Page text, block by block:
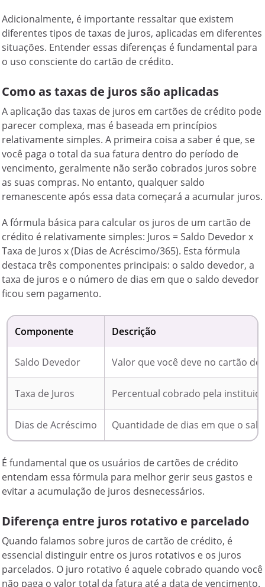
Adicionalmente, é importante ressaltar que existem
diferentes tipos de taxas de juros, aplicadas em diferentes
situações. Entender essas diferenças é fundamental para
o uso consciente do cartão de crédito.
Como as taxas de juros são aplicadas
A aplicação das taxas de juros em cartões de crédito pode
parecer complexa, mas é baseada em princípios
relativamente simples. A primeira coisa a saber é que, se
você paga o total da sua fatura dentro do período de
vencimento, geralmente não serão cobrados juros sobre
as suas compras. No entanto, qualquer saldo
remanescente após essa data começará a acumular juros.
A fórmula básica para calcular os juros de um cartão de
crédito é relativamente simples: Juros = Saldo Devedor x
Taxa de Juros x (Dias de Acréscimo/365). Esta fórmula
destaca três componentes principais: o saldo devedor, a
taxa de juros e o número de dias em que o saldo devedor
ficou sem pagamento.
Componente Descrição
Saldo Devedor Valor que você deve no cartão
Taxa de Juros Percentual cobrado pela
Dias de Acréscimo Quantidade de dias em que o
É fundamental que os usuários de cartões de crédito
entendam essa fórmula para melhor gerir seus gastos e
evitar a acumulação de juros desnecessários.
Diferença entre juros rotativo e parcelado
Quando falamos sobre juros de cartão de crédito, é
essencial distinguir entre os juros rotativos e os juros
parcelados. O juro rotativo é aquele cobrado quando você
não paga o valor total da fatura até a data de vencimento.